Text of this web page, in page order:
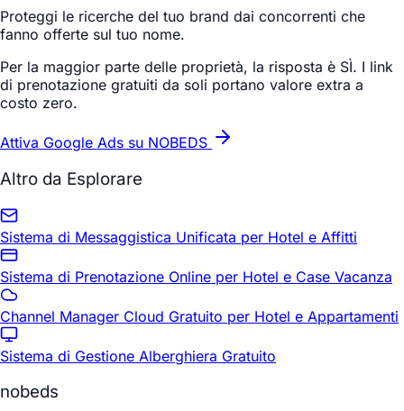
Proteggi le ricerche del tuo brand dai concorrenti che
fanno offerte sul tuo nome.
Per la maggior parte delle proprietà, la risposta è SÌ. I link
di prenotazione gratuiti da soli portano valore extra a
costo zero.
Attiva Google Ads su NOBEDS
Altro da Esplorare
Sistema di Messaggistica Unificata per Hotel e Affitti
Sistema di Prenotazione Online per Hotel e Case Vacanza
Channel Manager Cloud Gratuito per Hotel e Appartamenti
Sistema di Gestione Alberghiera Gratuito
nobeds